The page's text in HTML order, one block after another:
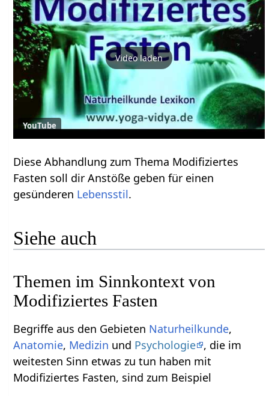
Video laden
YouTube
Diese Abhandlung zum Thema Modifiziertes
Fasten soll dir Anstöße geben für einen
gesünderen Lebensstil.
Siehe auch
Themen im Sinnkontext von
Modifiziertes Fasten
Begriffe aus den Gebieten Naturheilkunde,
Anatomie, Medizin und Psychologie , die im
weitesten Sinn etwas zu tun haben mit
Modifiziertes Fasten, sind zum Beispiel